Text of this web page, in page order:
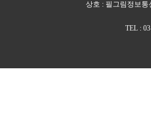
상호 : 필그림정보
TEL :